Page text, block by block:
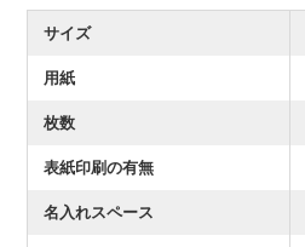
サイズ
用紙
枚数
表紙印刷の有無
名入れスペース